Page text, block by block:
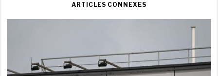
ARTICLES CONNEXES